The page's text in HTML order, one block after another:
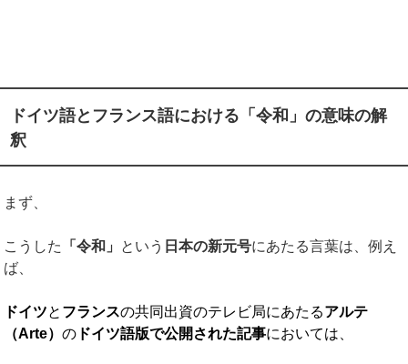
ドイツ語とフランス語における「令和」の意味の解
釈
まず、
こうした 「令和」 という 日本の新元号にあたる言葉は、例え
ば、
ドイツと フランスの共同出資のテレビ局にあたるアルテ
（Arte）の ドイツ語版で公開された記事においては、